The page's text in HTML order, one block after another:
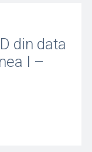
din data
I –